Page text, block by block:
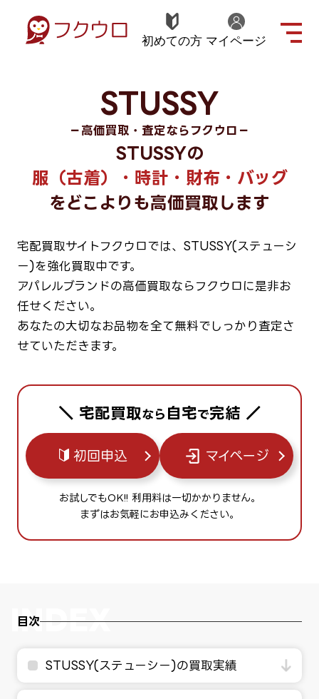
初めての方 マイページ
STUSSY
－高価買取・査定ならフクウロ－
STUSSYの
服（古着）・時計・財布・バッグ
をどこよりも高価買取します
宅配買取サイトフクウロでは、STUSSY(ステューシ
ー)を強化買取中です。
アパレルブランドの高価買取ならフクウロに是非お
任せください。
あなたの大切なお品物を全て無料でしっかり査定さ
せていただきます。
＼ 宅配買取なら 自宅で完結 ／
初回申込 マイページ
お試しでもOK!! 利用料は一切かかりません。
まずはお気軽にお申込みください。
目次
STUSSY(ステューシー)の買取実績